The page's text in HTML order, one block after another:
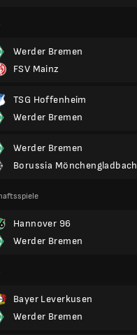
Werder Bremen
FSV Mainz
TSG Hoffenheim
Werder Bremen
Werder Bremen
Borussia Mönchengladbach
Hannover 96
Werder Bremen
Bayer Leverkusen
Werder Bremen